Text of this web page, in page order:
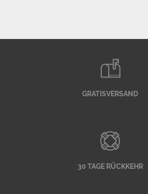
GRATISVERSAND
30 TAGE RÜCKKEHR